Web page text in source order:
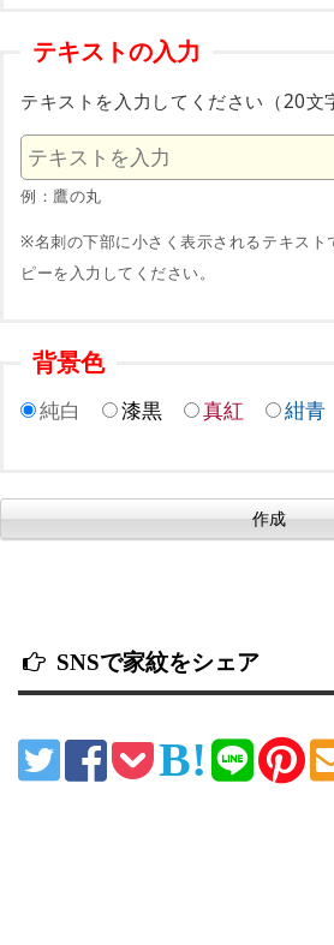
テキストの入力
テキストを入力してください（20文
例：鷹の丸
※名刺の下部に小さく表示されるテキスト
ピーを入力してください。
背景色
純白 漆黒 真紅 紺青
SNSで家紋をシェア